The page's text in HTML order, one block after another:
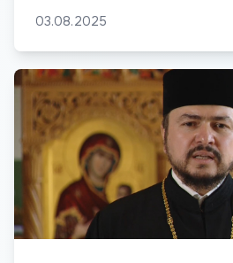
03.08.2025